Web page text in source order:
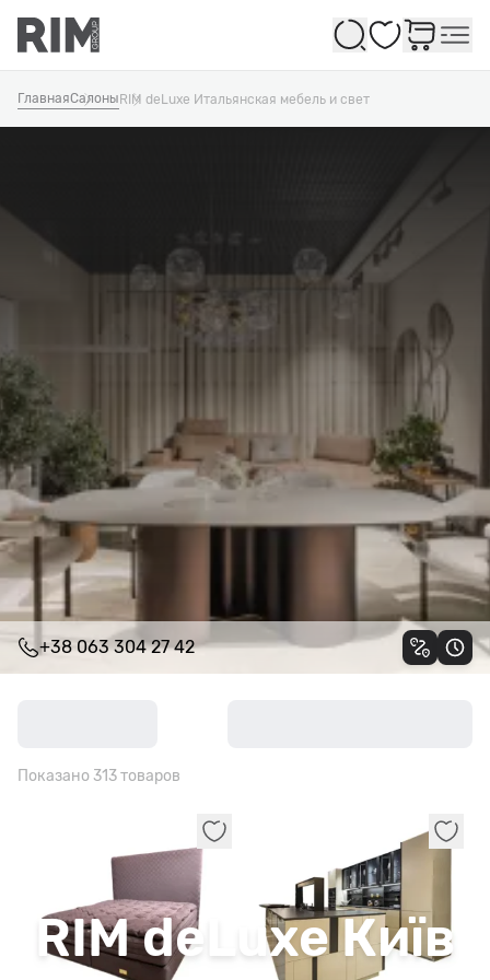
Избранное
RIM deLuxe Київ
+38 063 304 27 42
ГлавнаяСалоныRIM deLuxe Итальянская мебель и свет
Показано 313 товаров